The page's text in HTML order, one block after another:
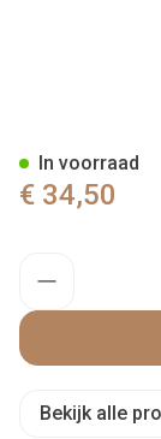
€ 34,50
In voorraad
Bekijk alle